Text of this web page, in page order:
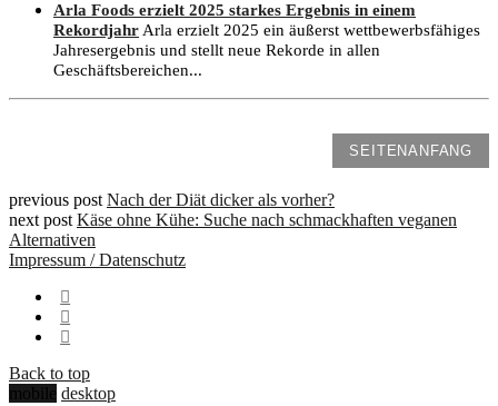
Arla Foods erzielt 2025 starkes Ergebnis in einem
Rekordjahr Arla erzielt 2025 ein äußerst wettbewerbsfähiges
Jahresergebnis und stellt neue Rekorde in allen
Geschäftsbereichen...
SEITENANFANG
previous post Nach der Diät dicker als vorher?
next post Käse ohne Kühe: Suche nach schmackhaften veganen
Alternativen
Impressum / Datenschutz
Back to top
mobile desktop